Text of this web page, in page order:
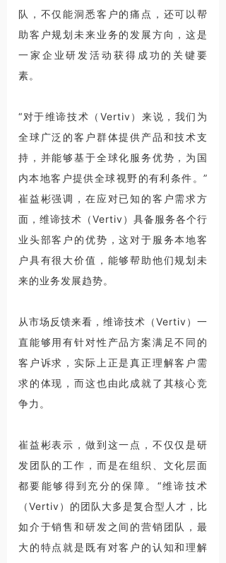
队，不仅能洞悉客户的痛点，还可以帮
助客户规划未来业务的发展方向，这是
一家企业研发活动获得成功的关键要
素。
“对于维谛技术（Vertiv）来说，我们为
全球广泛的客户群体提供产品和技术支
持，并能够基于全球化服务优势，为国
内本地客户提供全球视野的有利条件。”
崔益彬强调，在应对已知的客户需求方
面，维谛技术（Vertiv）具备服务各个行
业头部客户的优势，这对于服务本地客
户具有很大价值，能够帮助他们规划未
来的业务发展趋势。
从市场反馈来看，维谛技术（Vertiv）一
直能够用有针对性产品方案满足不同的
客户诉求，实际上正是真正理解客户需
求的体现，而这也由此成就了其核心竞
争力。
崔益彬表示，做到这一点，不仅仅是研
发团队的工作，而是在组织、文化层面
都要能够得到充分的保障。“维谛技术
（Vertiv）的团队大多是复合型人才，比
如介于销售和研发之间的营销团队，最
大的特点就是既有对客户的认知和理解